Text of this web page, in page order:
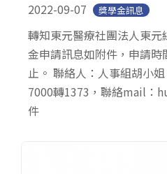
2022-09-07 獎學金訊息
轉知東元醫療社團法人東
金申請訊息如附件，申請
止。 聯絡人：人事組胡小
7000轉1373，聯絡mail：
件